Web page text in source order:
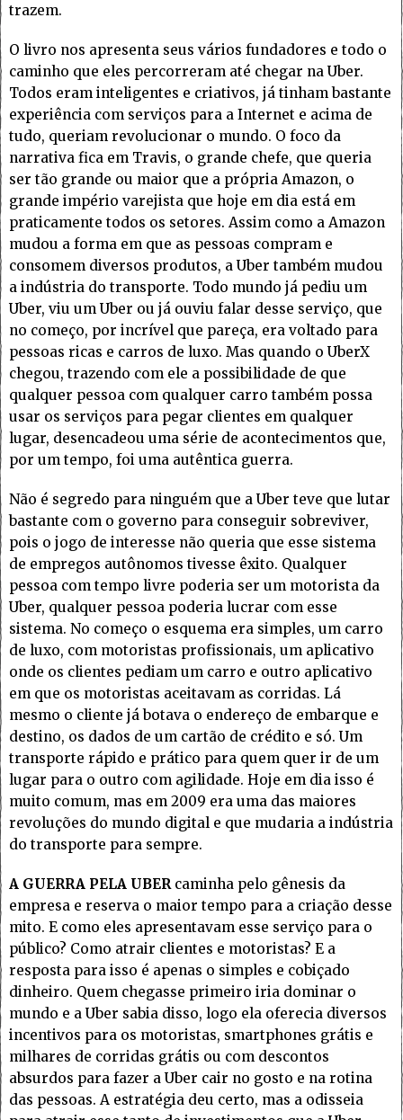
trazem.
O livro nos apresenta seus vários fundadores e todo o
caminho que eles percorreram até chegar na Uber.
Todos eram inteligentes e criativos, já tinham bastante
experiência com serviços para a Internet e acima de
tudo, queriam revolucionar o mundo. O foco da
narrativa fica em Travis, o grande chefe, que queria
ser tão grande ou maior que a própria Amazon, o
grande império varejista que hoje em dia está em
praticamente todos os setores. Assim como a Amazon
mudou a forma em que as pessoas compram e
consomem diversos produtos, a Uber também mudou
a indústria do transporte. Todo mundo já pediu um
Uber, viu um Uber ou já ouviu falar desse serviço, que
no começo, por incrível que pareça, era voltado para
pessoas ricas e carros de luxo. Mas quando o UberX
chegou, trazendo com ele a possibilidade de que
qualquer pessoa com qualquer carro também possa
usar os serviços para pegar clientes em qualquer
lugar, desencadeou uma série de acontecimentos que,
por um tempo, foi uma autêntica guerra.
Não é segredo para ninguém que a Uber teve que lutar
bastante com o governo para conseguir sobreviver,
pois o jogo de interesse não queria que esse sistema
de empregos autônomos tivesse êxito. Qualquer
pessoa com tempo livre poderia ser um motorista da
Uber, qualquer pessoa poderia lucrar com esse
sistema. No começo o esquema era simples, um carro
de luxo, com motoristas profissionais, um aplicativo
onde os clientes pediam um carro e outro aplicativo
em que os motoristas aceitavam as corridas. Lá
mesmo o cliente já botava o endereço de embarque e
destino, os dados de um cartão de crédito e só. Um
transporte rápido e prático para quem quer ir de um
lugar para o outro com agilidade. Hoje em dia isso é
muito comum, mas em 2009 era uma das maiores
revoluções do mundo digital e que mudaria a indústria
do transporte para sempre.
A GUERRA PELA UBERcaminha pelo gênesis da
empresa e reserva o maior tempo para a criação desse
mito. E como eles apresentavam esse serviço para o
público? Como atrair clientes e motoristas? E a
resposta para isso é apenas o simples e cobiçado
dinheiro. Quem chegasse primeiro iria dominar o
mundo e a Uber sabia disso, logo ela oferecia diversos
incentivos para os motoristas, smartphones grátis e
milhares de corridas grátis ou com descontos
absurdos para fazer a Uber cair no gosto e na rotina
das pessoas. A estratégia deu certo, mas a odisseia